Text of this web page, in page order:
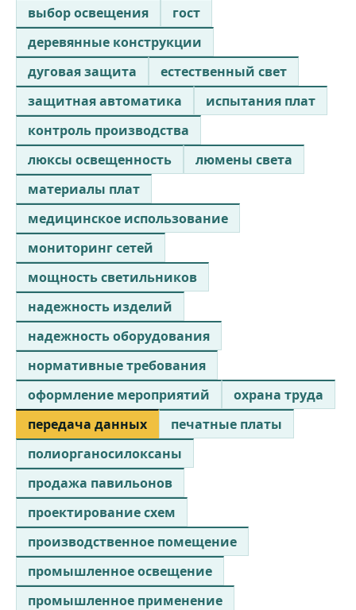
выбор освещения
гост
деревянные конструкции
дуговая защита
естественный свет
защитная автоматика
испытания плат
контроль производства
люксы освещенность
люмены света
материалы плат
медицинское использование
мониторинг сетей
мощность светильников
надежность изделий
надежность оборудования
нормативные требования
оформление мероприятий
охрана труда
передача данных
печатные платы
полиорганосилоксаны
продажа павильонов
проектирование схем
производственное помещение
промышленное освещение
промышленное применение